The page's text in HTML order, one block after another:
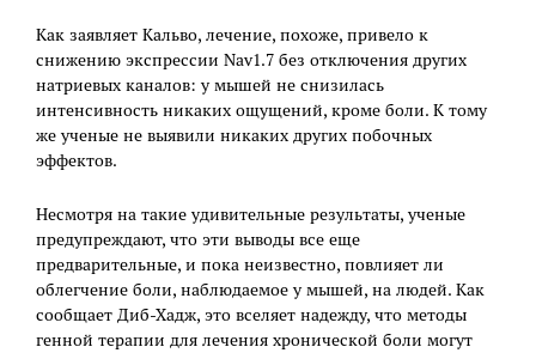
Как заявляет Кальво, лечение, похоже, привело к
снижению экспрессии Nav1.7 без отключения других
натриевых каналов: у мышей не снизилась
интенсивность никаких ощущений, кроме боли. К тому
же ученые не выявили никаких других побочных
эффектов.
Несмотря на такие удивительные результаты, ученые
предупреждают, что эти выводы все еще
предварительные, и пока неизвестно, повлияет ли
облегчение боли, наблюдаемое у мышей, на людей. Как
сообщает Диб-Хадж, это вселяет надежду, что методы
генной терапии для лечения хронической боли могут